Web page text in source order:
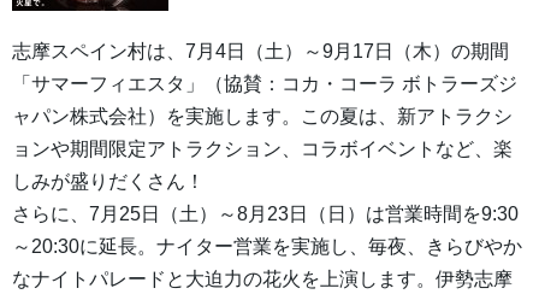
志摩スペイン村は、7月4日（土）～9月17日（木）の期間
「サマーフィエスタ」（協賛：コカ・コーラ ボトラーズジ
ャパン株式会社）を実施します。この夏は、新アトラクシ
ョンや期間限定アトラクション、コラボイベントなど、楽
しみが盛りだくさん！
さらに、7月25日（土）～8月23日（日）は営業時間を9:30
～20:30に延長。ナイター営業を実施し、毎夜、きらびやか
なナイトパレードと大迫力の花火を上演します。伊勢志摩